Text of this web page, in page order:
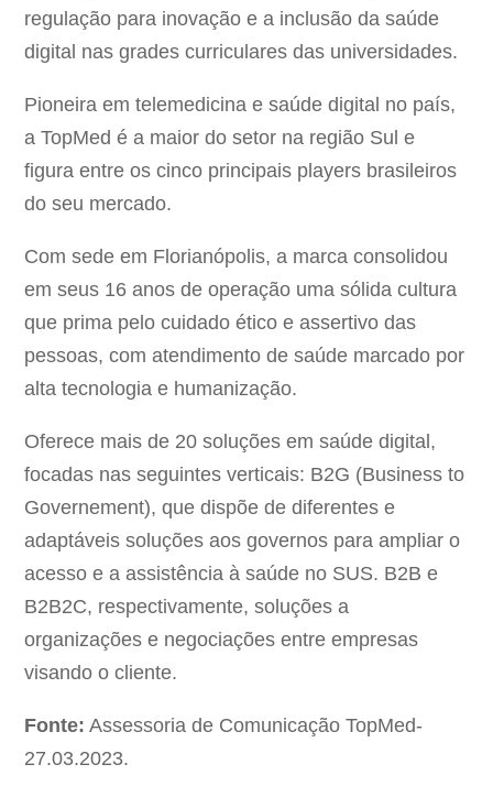
regulação para inovação e a inclusão da saúde
digital nas grades curriculares das universidades.
Pioneira em telemedicina e saúde digital no país,
a TopMed é a maior do setor na região Sul e
figura entre os cinco principais players brasileiros
do seu mercado.
Com sede em Florianópolis, a marca consolidou
em seus 16 anos de operação uma sólida cultura
que prima pelo cuidado ético e assertivo das
pessoas, com atendimento de saúde marcado por
alta tecnologia e humanização.
Oferece mais de 20 soluções em saúde digital,
focadas nas seguintes verticais: B2G (Business to
Governement), que dispõe de diferentes e
adaptáveis soluções aos governos para ampliar o
acesso e a assistência à saúde no SUS. B2B e
B2B2C, respectivamente, soluções a
organizações e negociações entre empresas
visando o cliente.
Fonte: Assessoria de Comunicação TopMed-
27.03.2023.